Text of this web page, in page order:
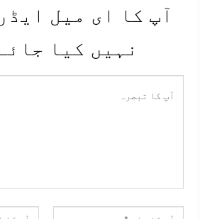
آپ کا ای میل
نہیں کیا